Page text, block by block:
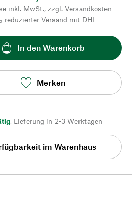
inkl. MwSt., zzgl. Versandkosten
reduzierter Versand mit DHL
In den Warenkorb
Merken
, Lieferung in 2-3 Werktagen
im Warenhaus